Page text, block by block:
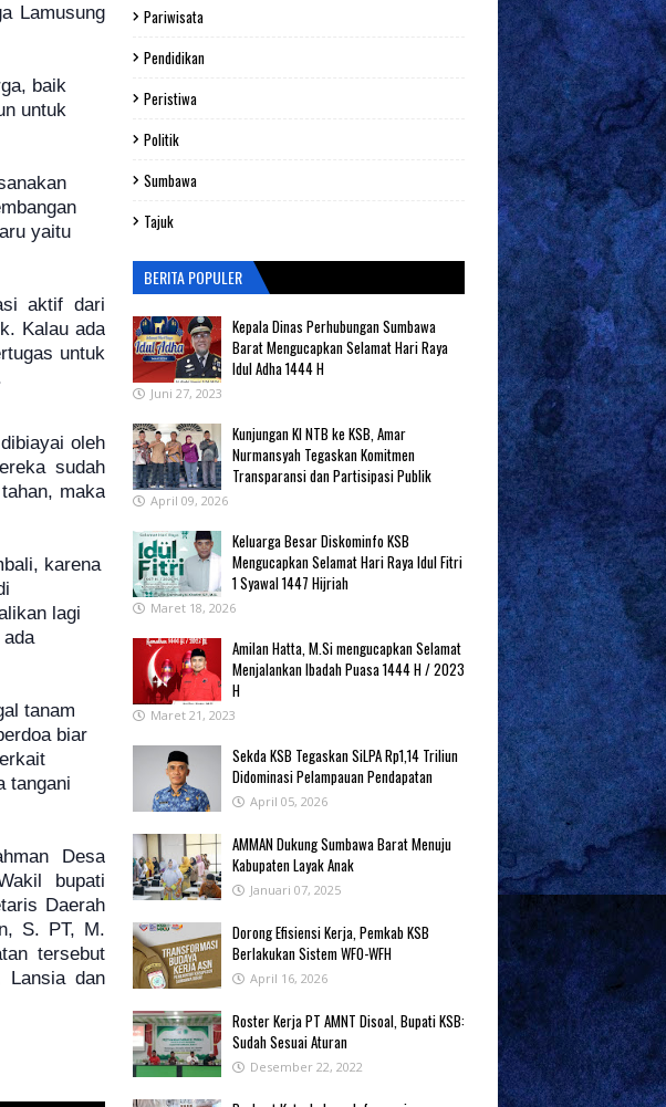
Lamusung
baik
untuk
yaitu
aktif dari
Kalau ada
untuk
oleh
sudah
maka
karena
lagi
tanam
biar
tangani
Desa
bupati
Daerah
S. PT, M.
tersebut
Lansia dan
Pariwisata
Pendidikan
Peristiwa
Politik
Sumbawa
Tajuk
BERITA POPULER
Kepala Dinas Perhubungan Sumbawa
Barat Mengucapkan Selamat Hari Raya
Idul Adha 1444 H
Juni 27, 2023
Kunjungan KI NTB ke KSB, Amar
Nurmansyah Tegaskan Komitmen
Transparansi dan Partisipasi Publik
April 09, 2026
Keluarga Besar Diskominfo KSB
Mengucapkan Selamat Hari Raya Idul Fitri
1 Syawal 1447 Hijriah
Maret 18, 2026
Amilan Hatta, M.Si mengucapkan Selamat
Menjalankan Ibadah Puasa 1444 H / 2023
H
Maret 21, 2023
Sekda KSB Tegaskan SiLPA Rp1,14 Triliun
Didominasi Pelampauan Pendapatan
April 05, 2026
AMMAN Dukung Sumbawa Barat Menuju
Kabupaten Layak Anak
Januari 07, 2025
‎Dorong Efisiensi Kerja, Pemkab KSB
Berlakukan Sistem WFO-WFH ‎
April 16, 2026
Roster Kerja PT AMNT Disoal, Bupati KSB:
Sudah Sesuai Aturan
Desember 22, 2022